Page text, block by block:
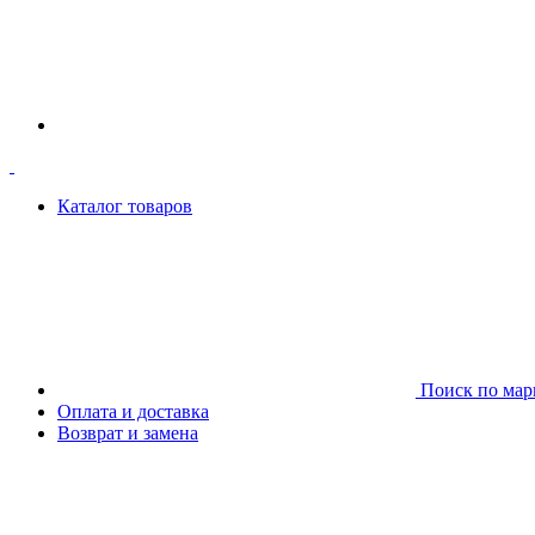
Каталог товаров
Поиск по
Оплата и доставка
Возврат и замена